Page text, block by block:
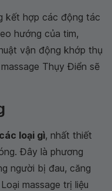
kết hợp các động tác
hướng của tim,
vận động khớp thụ
Thụy Điển sẽ
loại gì, nhất thiết
Đây là phương
người bị đau, căng
massage trị liệu